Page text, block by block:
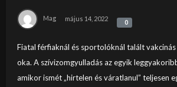
Mag május 14, 2022
0
Fiatal férfiaknál és sportolóknál talált
oka. A szívizomgyulladás az egyik
amikor ismét „hirtelen és váratlanul” teljesen